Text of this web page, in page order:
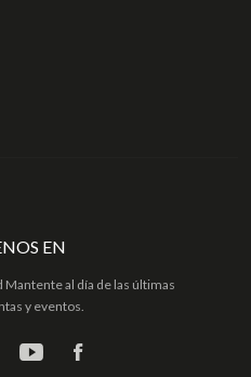
EN
al día de las últimas
y eventos.